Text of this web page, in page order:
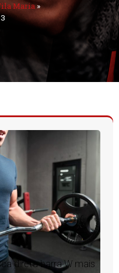
Maria»
direta barra W mais